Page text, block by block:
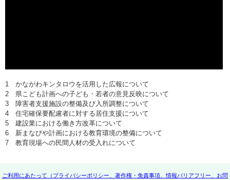
1 かながわキンタロウを活用した広報について
2 県こども計画への子ども・若者の意見反映について
3 障害者支援施設の整備及び入所調整について
4 住宅確保要配慮者に対する居住支援について
5 建設業における働き方改革について
6 新まなびや計画における教育環境の整備について
7 教育現場への民間人材の受入れについて
ご利用にあたって（プライバシーポリシー、著作権・免責事項、情報バリアフリー、お問